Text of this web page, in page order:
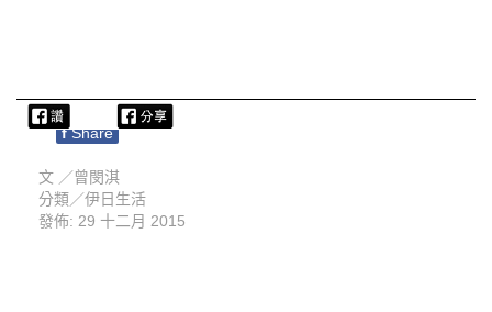
f Share
文 ／曾閔淇
分類／伊日生活
發佈: 29 十二月 2015